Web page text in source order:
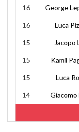
16 George
16 Luca
15 Jacopo
15 Kamil
15 Luca
14 Giacomo